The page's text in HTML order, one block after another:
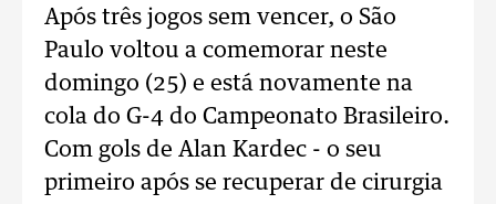
Após três jogos sem vencer, o São
Paulo voltou a comemorar neste
domingo (25) e está novamente na
cola do G-4 do Campeonato Brasileiro.
Com gols de Alan Kardec - o seu
primeiro após se recuperar de cirurgia